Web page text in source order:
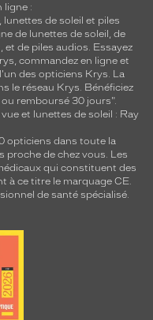
ligne :
, lunettes de soleil et piles
de lunettes de soleil, de
, et de piles audios. Essayez
commandez en ligne et
des opticiens Krys. La
le réseau Krys. Bénéficiez
remboursé 30 jours".
et lunettes de soleil : Ray
opticiens dans toute la
proche de chez vous. Les
qui constituent des
à ce titre le marquage CE.
de santé spécialisé.